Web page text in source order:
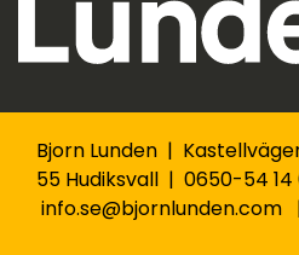
Bjorn Lunden |
55 Hudiksvall | 0650-54
info.se@bjornlunden.com